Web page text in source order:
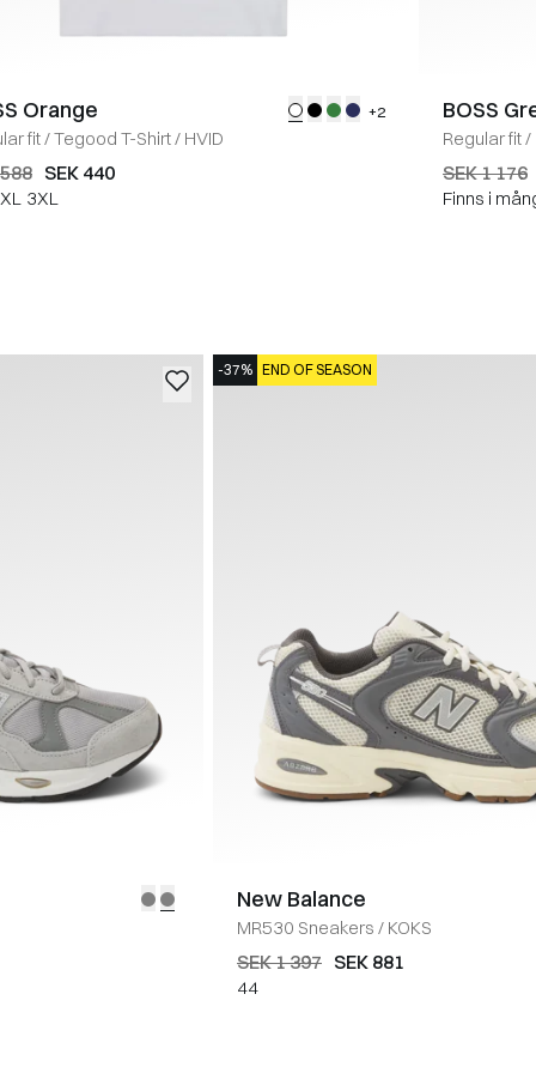
Orange +2
fit/Tegood T-Shirt/ HVID
SEK 440
3XL
BOSS
Regular fit/
SEK 1 176
Finns i
-37% END OF SEASON
New Balance
MR530 Sneakers / KOKS
SEK 1 397 SEK 881
44